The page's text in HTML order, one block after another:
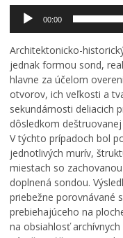
00:00
Architektonicko-
jednak formou sond,
hlavne za účelom
otvorov, ich veľkosti a
sekundárnosti deliacich
dôsledkom
V týchto prípadoch bol
jednotlivých murív,
miestach so
doplnená sondou.
priebežne porovnávané
prebiehajúceho na
na obsiahlosť